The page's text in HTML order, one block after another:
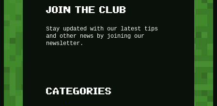
JOIN THE CLUB
Stay updated with our latest tips
and other news by joining our
newsletter.
CATEGORIES